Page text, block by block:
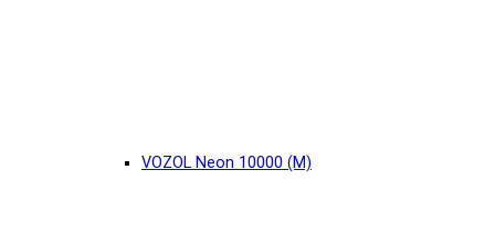
VOZOL Neon 10000 (М)